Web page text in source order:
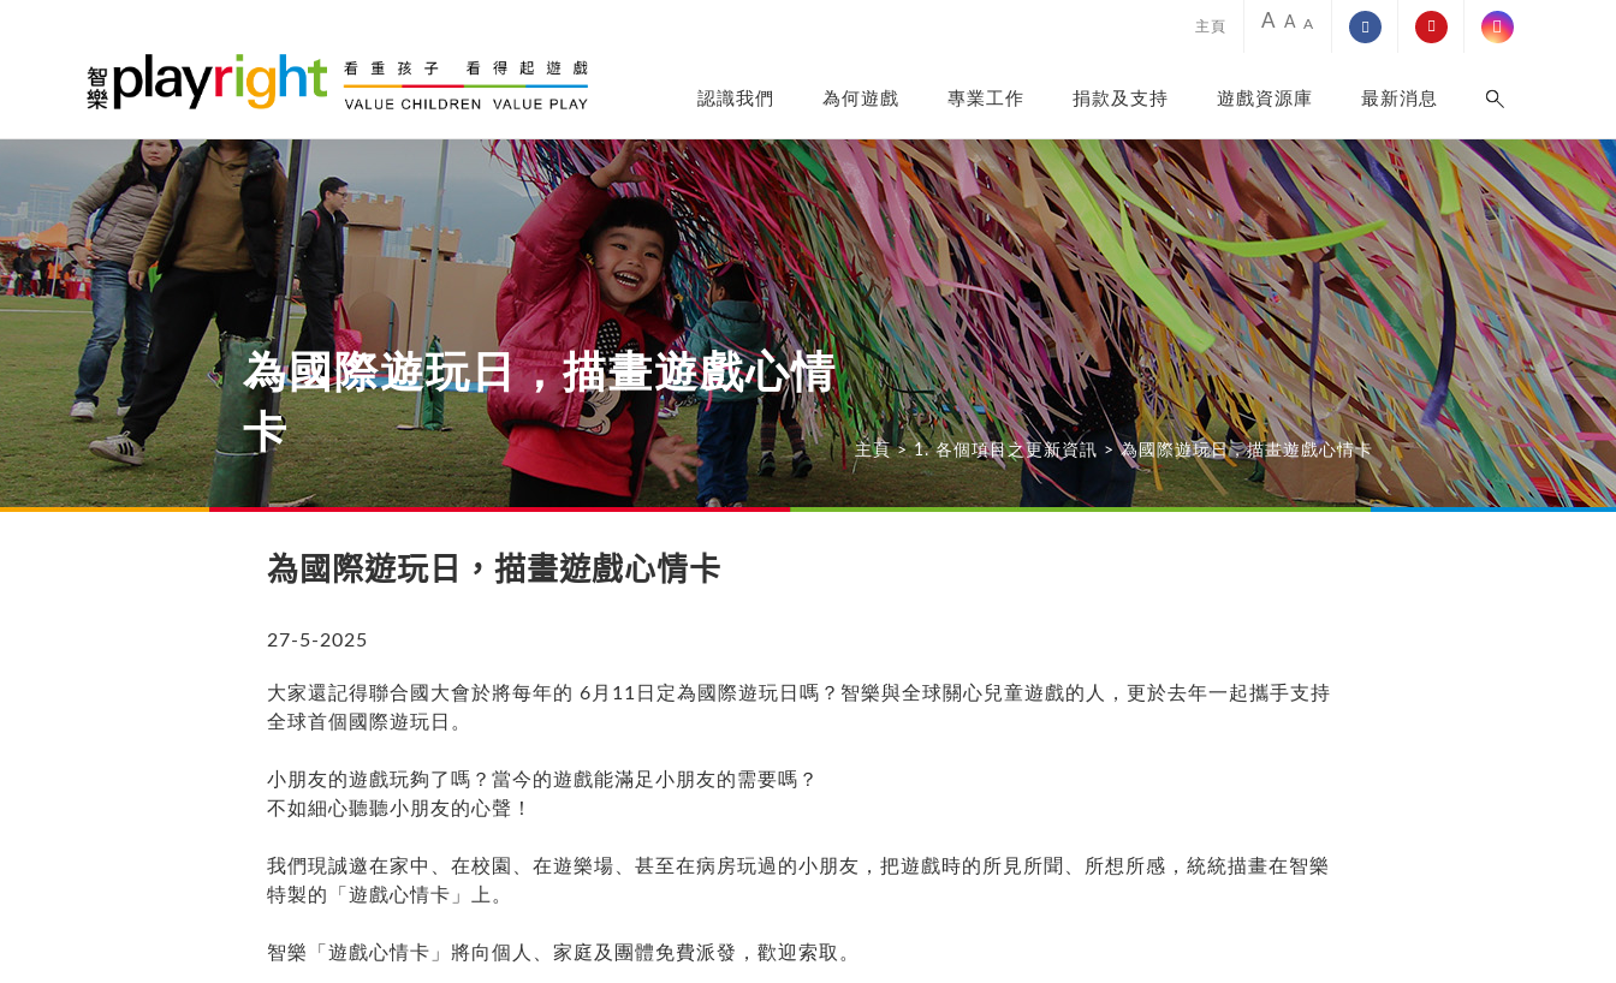
主頁 A A A
認識我們 為何遊戲 專業工作 捐款及支持 遊戲資源庫 最新消息
為國際遊玩日，描畫遊戲心情
卡
主頁 > 1. 各個項目之更新資訊 > 為國際遊玩日，描畫遊戲心情卡
為國際遊玩日，描畫遊戲心情卡
27-5-2025
大家還記得聯合國大會於將每年的 6月11日定為國際遊玩日嗎？智樂與全球關心兒童遊戲的人，更於去年一起攜手支持
全球首個國際遊玩日。
小朋友的遊戲玩夠了嗎？當今的遊戲能滿足小朋友的需要嗎？
不如細心聽聽小朋友的心聲！
我們現誠邀在家中、在校園、在遊樂場、甚至在病房玩過的小朋友，把遊戲時的所見所聞、所想所感，統統描畫在智樂
特製的「遊戲心情卡」上。
智樂「遊戲心情卡」將向個人、家庭及團體免費派發，歡迎索取。